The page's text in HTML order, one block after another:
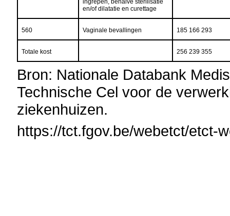
ingrepen, behalve sterilisatie
en/of dilatatie en curettage
560 Vaginale bevallingen 185 166 293
Totale kost 256 239 355
Bron: Nationale Databank
Technische Cel voor de
ziekenhuizen.
https://tct.fgov.be/webetct/etct-